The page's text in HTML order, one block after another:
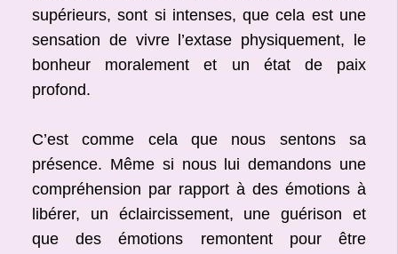
supérieurs, sont si intenses, que cela est une
sensation de vivre l’extase physiquement, le
bonheur moralement et un état de paix
profond.
C’est comme cela que nous sentons sa
présence. Même si nous lui demandons une
compréhension par rapport à des émotions à
libérer, un éclaircissement, une guérison et
que des émotions remontent pour être